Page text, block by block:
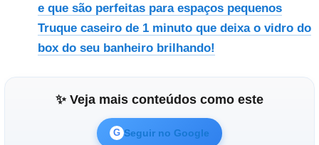
e que são perfeitas para espaços pequenos
Truque caseiro de 1 minuto que deixa o vidro do
box do seu banheiro brilhando!
✨ Veja mais conteúdos como este
G Seguir no Google